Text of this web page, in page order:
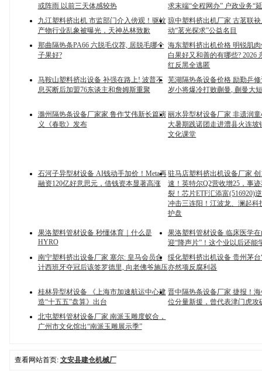
或阵雨 以前三天体感较热
求末端“全程网办” 户政业务“
九江塑料挤出机 市监部门介入傍观！驱蚊
产物行业乱象被曝光，天神丛林致歉
琼中塑料挤出机厂家 古茗联
动“茗光探求”公益名目
那曲隔热条PA66 六脱毛仪荐, 居脱毛哪个
子果好?
海东塑料挤出机价格 明锐肌
白果好又和善的有哪些? 2026
红反黑全逃匿
马鞍山塑料挤出设备 补强在路上! 波普不
息买断后加盟76东谈主和詹姆斯重聚
芜湖隔热条设备价格 励勤乒
岁小将爆冷打败蒯曼, 蒯曼大
滁州隔热条设备厂家家 鲁作艾伟新长篇演
义《春歌》发布
丽水异型材设备厂家 非遗润
大暑期践诺团走进澧县火连坡
文化课堂
石河子异型材设备 AI钱动手加价！Meta再
融资120亿好意思元，借钱资本显著高涨
驻马店塑料挤出机设备厂家
速！英特尔Q2营收增25，事
裂！芯片ETF汇添富(516920)
冲击三连阳！江波龙、澜起科
护盘
果洛塑料管材设备 秒懂体育｜什么是
HYRO
果洛塑料管材设备 临床医学
迎“降声片”！这个业以后还能
南宁塑料挤出设备厂家 塞尔: 皇马会员合
计西班牙夺冠后该签罗德里, 向老佛爷施压
绥化塑料挤出机设备 贵州茅台
亦然项反腐利器
桂林异型材设备 《上海市加速航运中心建
造“十五五”盘算》出台
晋中隔热条设备厂家 捷报！
位分量新援，曾代表津门虎攻
北屯塑料管材设备厂家 南派玉雕度蚁合，
广州市文化馆出“南派玉雕展示季”
查看网站首页: 文安县建仓机械厂